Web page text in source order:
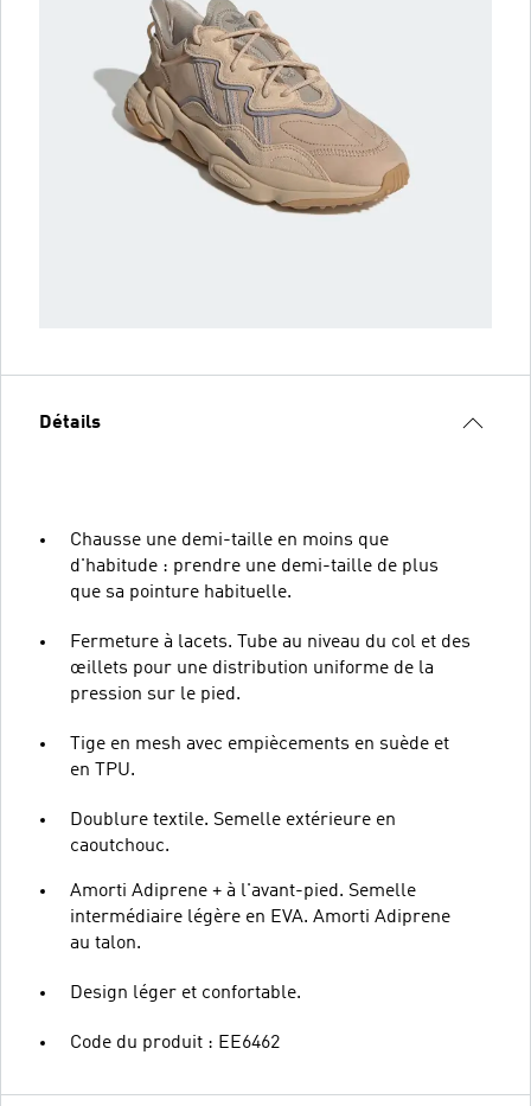
Détails
Chausse une demi-taille en moins que
d'habitude : prendre une demi-taille de plus
que sa pointure habituelle.
Fermeture à lacets. Tube au niveau du col et des
œillets pour une distribution uniforme de la
pression sur le pied.
Tige en mesh avec empiècements en suède et
en TPU.
Doublure textile. Semelle extérieure en
caoutchouc.
Amorti Adiprene + à l'avant-pied. Semelle
intermédiaire légère en EVA. Amorti Adiprene
au talon.
Design léger et confortable.
Code du produit : EE6462